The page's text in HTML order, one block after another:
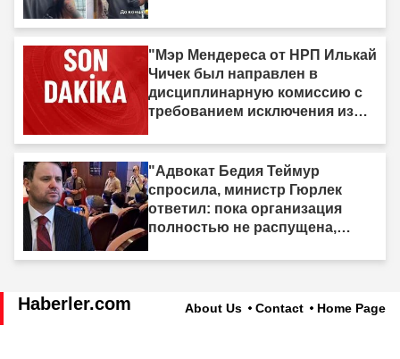
"Мэр Мендереса от НРП Илькай
Чичек был направлен в
дисциплинарную комиссию с
требованием исключения из
"Адвокат Бедия Теймур
спросила, министр Гюрлек
ответил: пока организация
полностью не распущена,
Haberler.com About Us Contact Home Page